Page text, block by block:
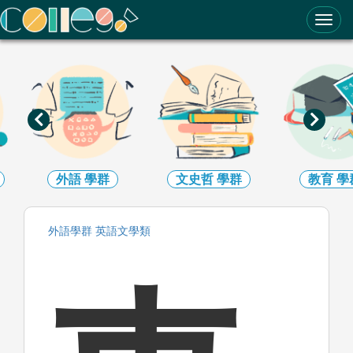
ColleGo! 大學選才與高中育才輔助系統
外語學群 文史哲 學群 教育 學
外語學群 英語文學類